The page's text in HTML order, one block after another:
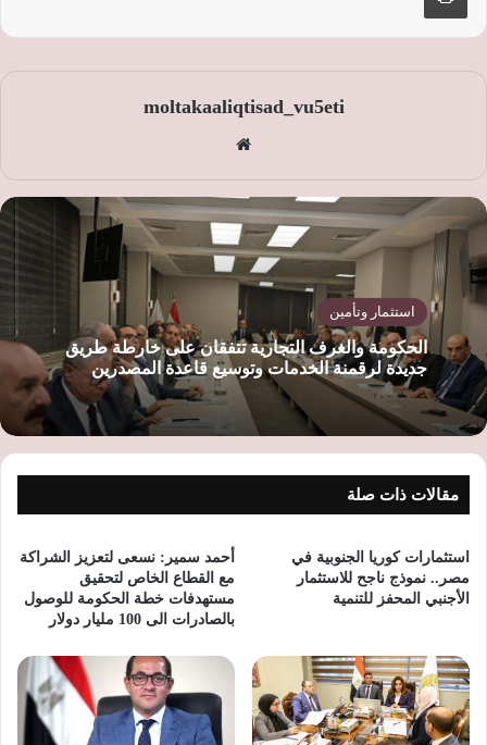
moltakaaliqtisad_vu5eti
الوي
ب
استثمار وتأمين
الحكومة والغرف التجارية تتفقان على خارطة طريق
جديدة لرقمنة الخدمات وتوسيع قاعدة المصدرين
مقالات ذات صلة
استثمارات كوريا الجنوبية في
مصر.. نموذج ناجح للاستثمار
الأجنبي المحفز للتنمية
أحمد سمير: نسعى لتعزيز الشراكة
مع القطاع الخاص لتحقيق
مستهدفات خطة الحكومة للوصول
بالصادرات الى 100 مليار دولار